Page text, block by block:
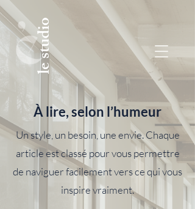
le studio
À lire, selon l’humeur
Un style, un besoin, une envie. Chaque
article est classé pour vous permettre
de naviguer facilement vers ce qui vous
inspire vraiment.